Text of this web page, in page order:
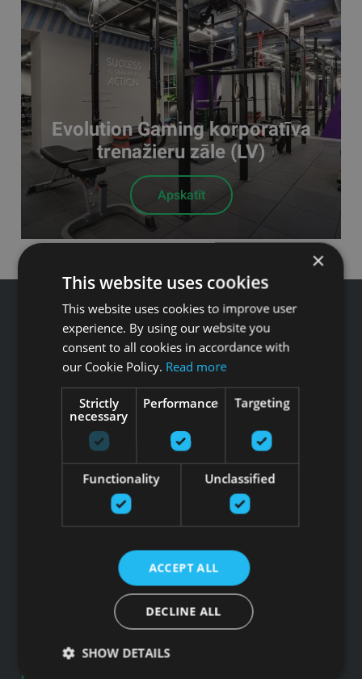
Evolution Gaming korporatīva
trenažieru zāle (LV)
Apskatīt
Tālrunis: +371 67 99 40 44
info@gfitness.lv
Juridiskā adrese: Ezermalas iela 6 k-3, Rīga, LV-1006
Reģ.Nr. 44103017158 PVN Nr. LV44103017158
A/S SEB Banka LV92UNLA0004007467819 , SWIFT: UNLALV2X
GFITNESS JAUNUMI TAVĀ E-PASTĀ
Pieteikties jaunumiem
×
This website uses cookies
This website uses cookies to improve user
experience. By using our website you
consent to all cookies in accordance with
our Cookie Policy. Read more
Strictly
necessary
Performance Targeting
Functionality Unclassified
ACCEPT ALL
DECLINE ALL
SHOW DETAILS